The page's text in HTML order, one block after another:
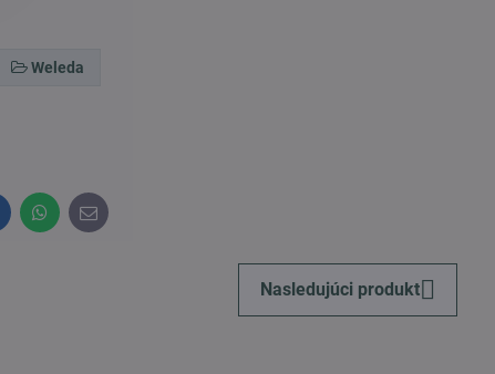
Weleda
WhatsApp
E-
mail
Nasledujúci produkt